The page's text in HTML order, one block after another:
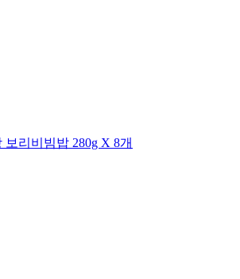
보리비빔밥 280g X 8개